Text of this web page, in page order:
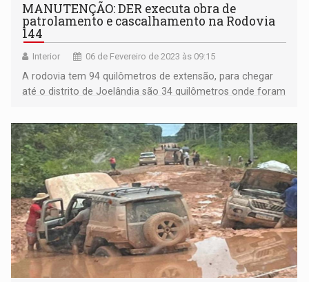
MANUTENÇÃO: DER executa obra de
patrolamento e cascalhamento na Rodovia
144
Interior 06 de Fevereiro de 2023 às 09:15
A rodovia tem 94 quilômetros de extensão, para chegar
até o distrito de Joelândia são 34 quilômetros onde foram